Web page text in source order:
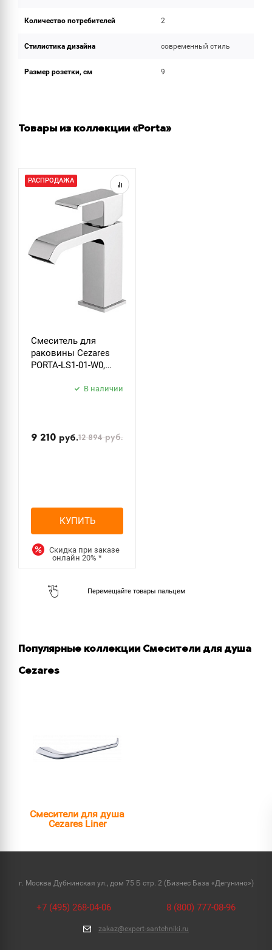
Количество потребителей 2
Стилистика дизайна современный стиль
Размер розетки, см 9
Товары из коллекции «Porta»
РАСПРОДАЖА
Смеситель для
раковины Cezares
PORTA-LS1-01-W0,
В наличии
9 210 руб.12 894руб.
КУПИТЬ
Скидка при заказе
онлайн20%*
Популярные коллекции Смесители для душа
Cezares
Смесители для душа
Cezares Liner
г. Москва Дубнинская ул., дом 75 Б стр. 2 (Бизнес База «Дегунино»)
+7 (495) 268-04-06 8 (800) 777-08-96
zakaz@expert-santehniki.ru